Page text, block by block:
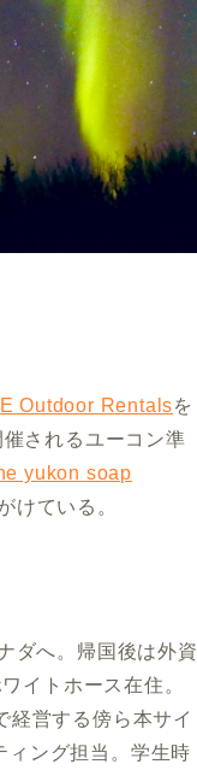
Outdoor Rentalsを
されるユーコン準
yukon soap
けている。
ダへ。帰国後は外資
イトホース在住。
経営する傍ら本サイ
ィング担当。学生時